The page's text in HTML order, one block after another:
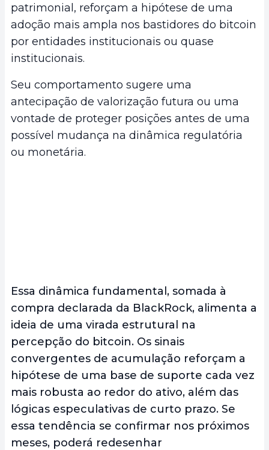
patrimonial, reforçam a hipótese de uma
adoção mais ampla nos bastidores do bitcoin
por entidades institucionais ou quase
institucionais.
Seu comportamento sugere uma
antecipação de valorização futura ou uma
vontade de proteger posições antes de uma
possível mudança na dinâmica regulatória
ou monetária.
Essa dinâmica fundamental, somada à
compra declarada da BlackRock, alimenta a
ideia de uma virada estrutural na
percepção do bitcoin. Os sinais
convergentes de acumulação reforçam a
hipótese de uma base de suporte cada vez
mais robusta ao redor do ativo, além das
lógicas especulativas de curto prazo. Se
essa tendência se confirmar nos próximos
meses, poderá redesenhar